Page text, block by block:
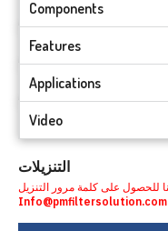
Components
Features
Applications
Video
التنزيلات
Info@pmfiltersolution.com